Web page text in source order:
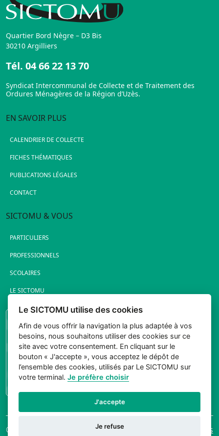
Quartier Bord Nègre – D3 Bis
30210 Argilliers
Tél. 04 66 22 13 70
Syndicat Intercommunal de Collecte et de Traitement des
Ordures Ménagères de la Région d’Uzès.
EN SAVOIR PLUS
CALENDRIER DE COLLECTE
FICHES THÉMATIQUES
PUBLICATIONS LÉGALES
CONTACT
SICTOMU & VOUS
PARTICULIERS
PROFESSIONNELS
SCOLAIRES
LE SICTOMU
PORTAIL ÉLUS
CONNEXION
© 2026 Sictomu. Tout
Mentions légales
Le SICTOMU utilise des cookies
Afin de vous offrir la navigation la plus adaptée à vos
besoins, nous souhaitons utiliser des cookies sur ce
site avec votre consentement. En cliquant sur le
bouton « J'accepte », vous acceptez le dépôt de
l’ensemble des cookies, utilisés par Le SICTOMU sur
votre terminal.Je préfère choisir
J'accepte
Je refuse